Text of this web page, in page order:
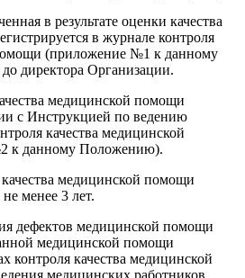
в результате оценки качества
в журнале контроля
(приложение №1 к данному
директора Организации.
медицинской помощи
с Инструкцией по ведению
качества медицинской
к данному Положению).
медицинской помощи
менее 3 лет.
дефектов медицинской помощи
медицинской помощи
контроля качества медицинской